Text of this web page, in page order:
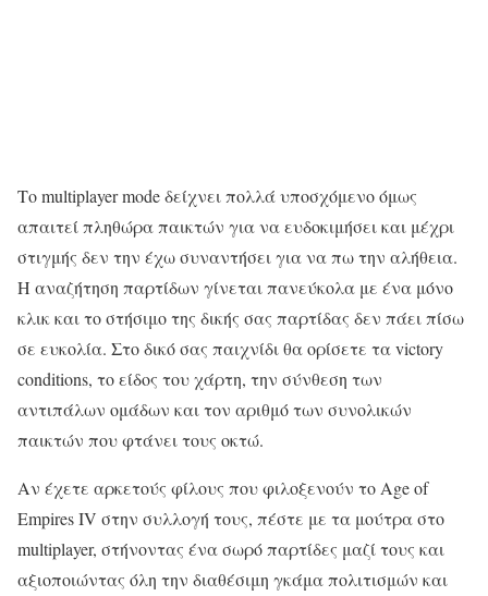
Το multiplayer mode δείχνει πολλά υποσχόμενο όμως
απαιτεί πληθώρα παικτών για να ευδοκιμήσει και μέχρι
στιγμής δεν την έχω συναντήσει για να πω την αλήθεια.
Η αναζήτηση παρτίδων γίνεται πανεύκολα με ένα μόνο
κλικ και το στήσιμο της δικής σας παρτίδας δεν πάει πίσω
σε ευκολία. Στο δικό σας παιχνίδι θα ορίσετε τα victory
conditions, το είδος του χάρτη, την σύνθεση των
αντιπάλων ομάδων και τον αριθμό των συνολικών
παικτών που φτάνει τους οκτώ.
Αν έχετε αρκετούς φίλους που φιλοξενούν το Age of
Empires IV στην συλλογή τους, πέστε με τα μούτρα στο
multiplayer, στήνοντας ένα σωρό παρτίδες μαζί τους και
αξιοποιώντας όλη την διαθέσιμη γκάμα πολιτισμών και